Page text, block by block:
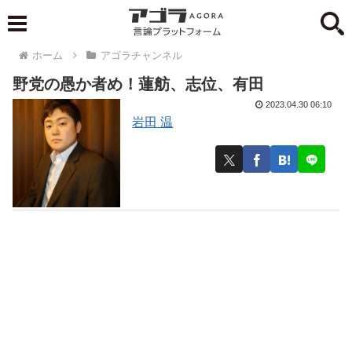
ホーム アゴラチャンネル
野党の愚か者め！蓮舫、志位、有田
岩田 温
2023.04.30 06:10